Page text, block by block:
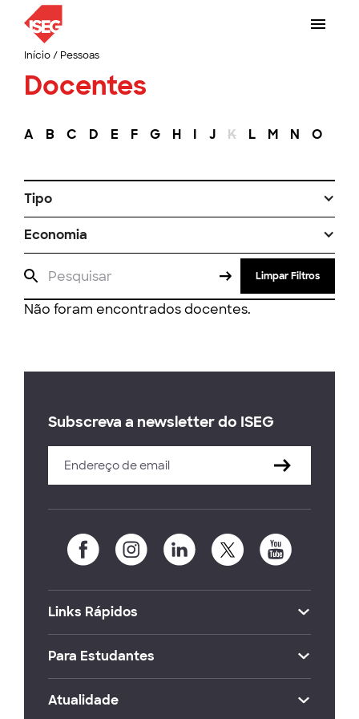
Início/ Pessoas
Docentes
A B C D E F G H I J K L M N O
Tipo
Economia
Limpar Filtros
Não foram encontrados docentes.
Subscreva a newsletter do ISEG
Links Rápidos
Para Estudantes
Atualidade